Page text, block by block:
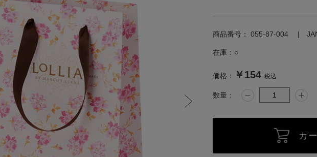
在庫： ○
価格： ￥154 税込
商品番号： 055-87-004
数量：
カ